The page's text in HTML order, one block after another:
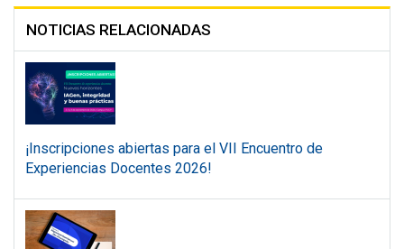
NOTICIAS RELACIONADAS
¡Inscripciones abiertas para el VII Encuentro de
Experiencias Docentes 2026!